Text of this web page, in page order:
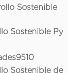
Sostenible
Sostenible Py
Sostenible de